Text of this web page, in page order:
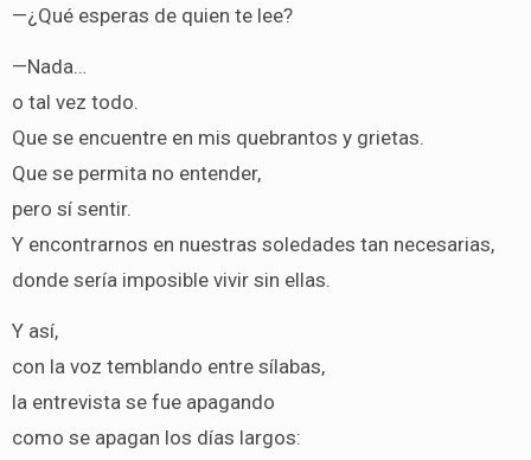
—¿Qué esperas de quien te lee?
—Nada…
o tal vez todo.
Que se encuentre en mis quebrantos y grietas.
Que se permita no entender,
pero sí sentir.
Y encontrarnos en nuestras soledades tan necesarias,
donde sería imposible vivir sin ellas.
Y así,
con la voz temblando entre sílabas,
la entrevista se fue apagando
como se apagan los días largos: